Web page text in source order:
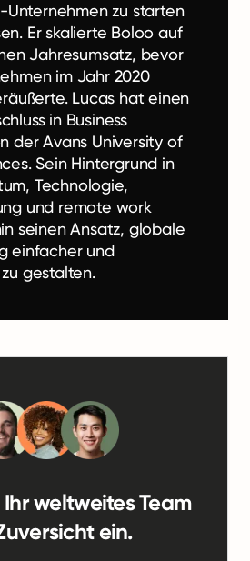
zu starten
Er skalierte Boloo auf
Jahresumsatz, bevor
im Jahr 2020
Lucas hat einen
in Business
der Avans University of
Sein Hintergrund in
Technologie,
und remote work
seinen Ansatz, globale
einfacher und
gestalten.
weltweites Team
ein.